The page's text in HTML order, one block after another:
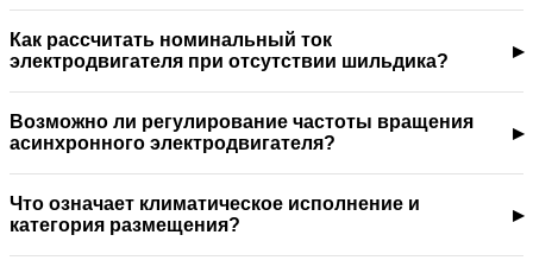
Как рассчитать номинальный ток
электродвигателя при отсутствии шильдика?
Возможно ли регулирование частоты вращения
асинхронного электродвигателя?
Что означает климатическое исполнение и
категория размещения?